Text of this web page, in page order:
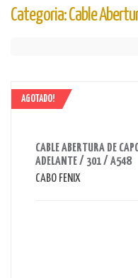
Categoria: Cable
AGOTADO!
CABLE ABERTURA DE
ADELANTE / 301 / A548
CABO FENIX